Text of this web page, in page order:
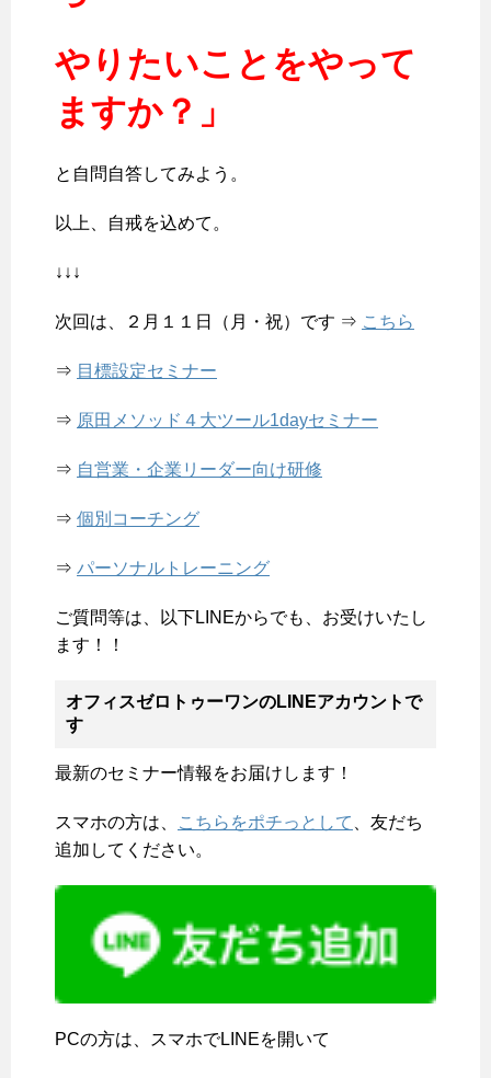
やりたいことをやって
ますか？」
と自問自答してみよう。
以上、自戒を込めて。
↓↓↓
次回は、２月１１日（月・祝）です ⇒ こちら
⇒ 目標設定セミナー
⇒ 原田メソッド４大ツール1dayセミナー
⇒ 自営業・企業リーダー向け研修
⇒ 個別コーチング
⇒ パーソナルトレーニング
ご質問等は、以下LINEからでも、お受けいたし
ます！！
オフィスゼロトゥーワンのLINEアカウントで
す
最新のセミナー情報をお届けします！
スマホの方は、 こちらをポチっとして
、友だち
追加してください。
PCの方は、スマホでLINEを開いて